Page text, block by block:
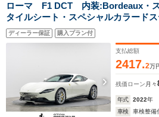
ローマ F1 DCT 内装:Bordeaux・ス
タイルシート・スペシャルカラード
タラステアリングホイール(ボルドー)
メラ・アルカンタラインテリアインサ
ディーラー保証 購入プラン付
支払総額
2417.2万
残価ローン 月々
年式 2022年
車検
車検整備